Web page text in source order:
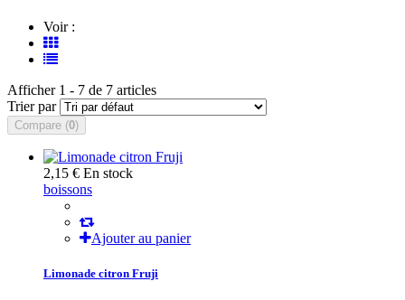
Voir :
Afficher 1 - 7 de 7 articles
Trier par
Compare (0)
2,15 € En stock
boissons
Ajouter au panier
Limonade citron Fruji